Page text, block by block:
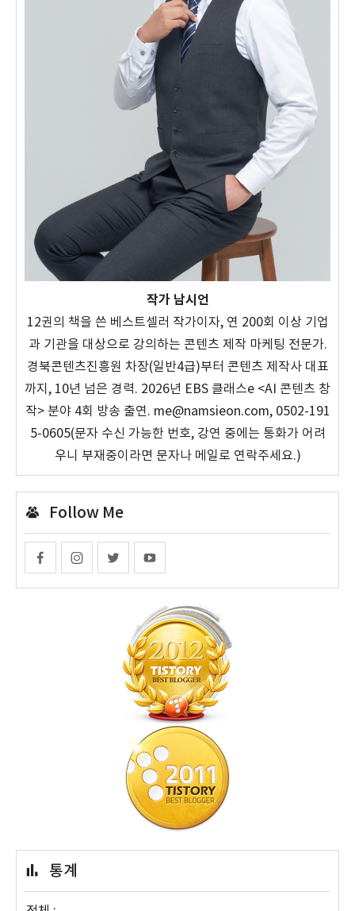
작가 남시언
12권의 책을 쓴 베스트셀러 작가이자, 연 200회 이상 기업
과 기관을 대상으로 강의하는 콘텐츠 제작 마케팅 전문가.
경북콘텐츠진흥원 차장(일반4급)부터 콘텐츠 제작사 대표
까지, 10년 넘은 경력. 2026년 EBS 클래스e <AI 콘텐츠 창
작> 분야 4회 방송 출연. me@namsieon.com, 0502-191
5-0605(문자 수신 가능한 번호, 강연 중에는 통화가 어려
우니 부재중이라면 문자나 메일로 연락주세요.)
Follow Me
통계